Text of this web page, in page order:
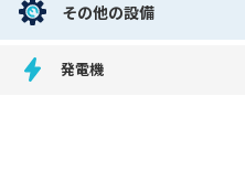
その他の設備
発電機